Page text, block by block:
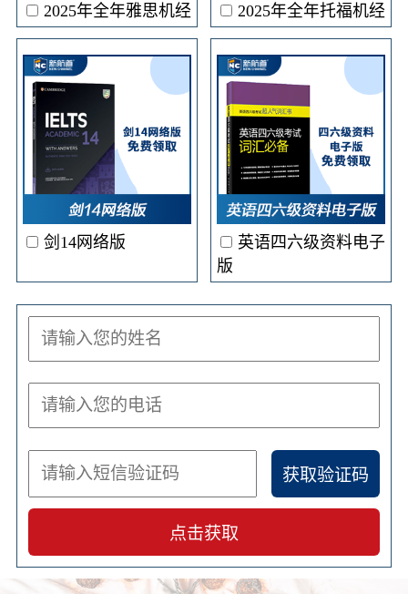
2025年全年雅思机经 2025年全年托福机经
剑14网络版
英语四六级资料电子
版
获取验证码
点击获取